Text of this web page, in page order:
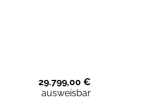
29.799,00 €
ausweisbar